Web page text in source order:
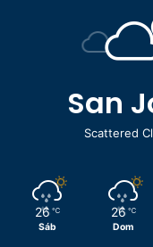
San
Scattered
26 ℃
Sáb
26 ℃
Dom